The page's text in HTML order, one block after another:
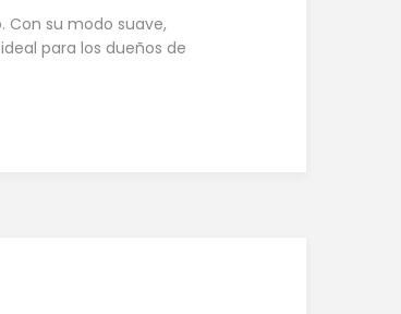
su modo suave,
para los dueños de